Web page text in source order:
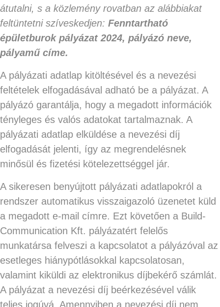
átutalni, s a közlemény rovatban az alábbiakat
feltüntetni szíveskedjen: Fenntartható
épületburok pályázat 2024, pályázó neve,
pályamű címe.
A pályázati adatlap kitöltésével és a nevezési
feltételek elfogadásával adható be a pályázat. A
pályázó garantálja, hogy a megadott információk
tényleges és valós adatokat tartalmaznak. A
pályázati adatlap elküldése a nevezési díj
elfogadását jelenti, így az megrendelésnek
minősül és fizetési kötelezettséggel jár.
A sikeresen benyújtott pályázati adatlapokról a
rendszer automatikus visszaigazoló üzenetet küld
a megadott e-mail címre. Ezt követően a Build-
Communication Kft. pályázatért felelős
munkatársa felveszi a kapcsolatot a pályázóval az
esetleges hiánypótlásokkal kapcsolatosan,
valamint kiküldi az elektronikus díjbekérő számlát.
A pályázat a nevezési díj beérkezésével válik
teljes jogúvá. Amennyiben a nevezési díj nem